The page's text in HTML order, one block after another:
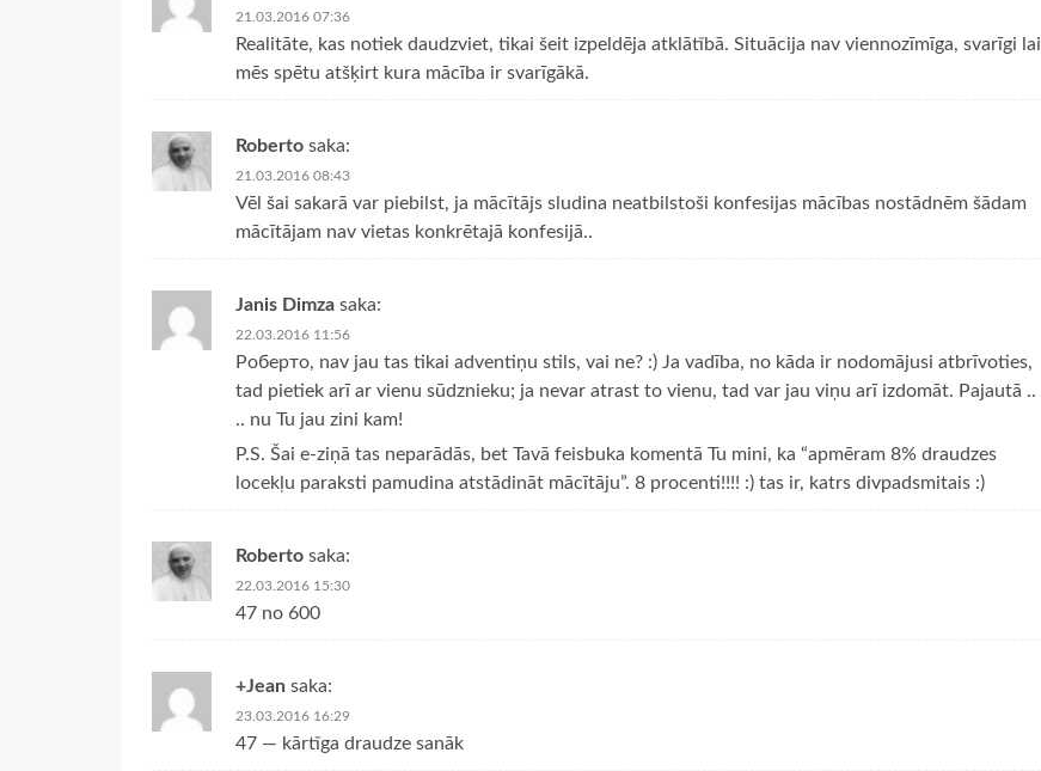
21.03.2016 07:36
Realitāte, kas notiek daudzviet, tikai šeit izpeldēja atklātībā. Situācija nav viennozīmīga, svarīgi lai
mēs spētu atšķirt kura mācība ir svarīgākā.
Roberto saka:
21.03.2016 08:43
Vēl šai sakarā var piebilst, ja mācītājs sludina neatbilstoši konfesijas mācības nostādnēm šādam
mācītājam nav vietas konkrētajā konfesijā..
Janis Dimza saka:
22.03.2016 11:56
Роберто, nav jau tas tikai adventiņu stils, vai ne? :) Ja vadība, no kāda ir nodomājusi atbrīvoties,
tad pietiek arī ar vienu sūdznieku; ja nevar atrast to vienu, tad var jau viņu arī izdomāt. Pajautā ..
.. nu Tu jau zini kam!
P.S. Šai e-ziņā tas neparādās, bet Tavā feisbuka komentā Tu mini, ka “apmēram 8% draudzes
locekļu paraksti pamudina atstādināt mācītāju”. 8 procenti!!!! :) tas ir, katrs divpadsmitais :)
Roberto saka:
22.03.2016 15:30
47 no 600
+Jean saka:
23.03.2016 16:29
47 — kārtīga draudze sanāk